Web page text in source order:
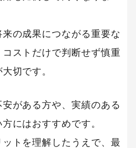
来の成果につながる重要な
ストだけで判断せず慎重
切です。
がある方や、実績のある
にはおすすめです。
ットを理解したうえで、最